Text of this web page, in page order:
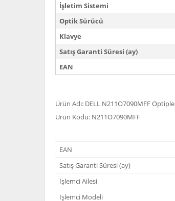
İşletim Sistemi
Optik Sürücü
Klavye
Satış Garanti Süresi (ay)
EAN
Ürün Adı: DELL N211O7090MFF
Ürün Kodu: N211O7090MFF
EAN
Satış Garanti Süresi (ay)
İşlemci Ailesi
İşlemci Modeli